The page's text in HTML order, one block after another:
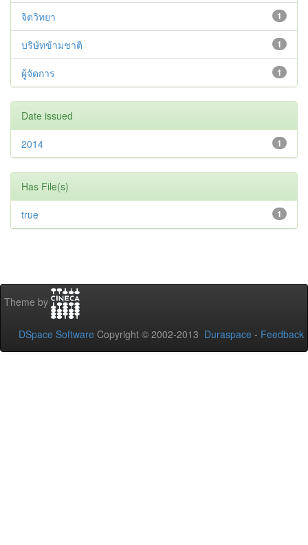
1
จิตวิทยา
1
บริษัทข้ามชาติ
1
ผู้จัดการ
Date issued
1
2014
Has File(s)
1
true
Theme by
DSpace Software Copyright © 2002-2013 Duraspace - Feedback